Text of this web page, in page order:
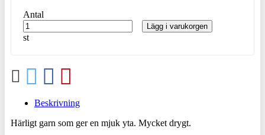
Antal
st
Lägg i varukorgen
Beskrivning
Härligt garn som ger en mjuk yta. Mycket drygt.